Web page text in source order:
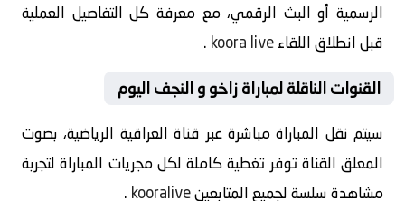
الرسمية أو البث الرقمي، مع معرفة كل التفاصيل العملية
قبل انطلاق اللقاءkoora live
.
القنوات الناقلة لمباراة زاخو و النجف اليوم
سيتم نقل المباراة مباشرة عبر قناة العراقية الرياضية، بصوت
المعلق القناة توفر تغطية كاملة لكل مجريات المباراة لتجربة
مشاهدة سلسة لجميع المتابعينkooralive
.